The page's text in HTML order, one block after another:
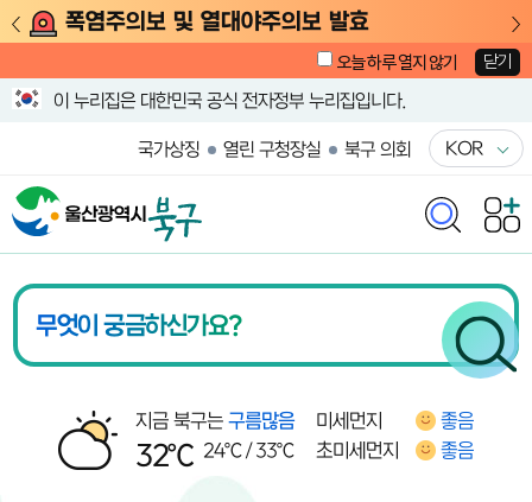
폭염주의보 및 열대야주의보 발효
오늘 하루 열지 않기 닫기
이 누리집은 대한민국 공식 전자정부 누리집입니다.
국가상징 열린 구청장실 북구 의회 KOR
북구 날씨
지금 북구는 구름많음
32℃ 24℃ /33℃
미세먼지
좋음
초미세먼지
좋음